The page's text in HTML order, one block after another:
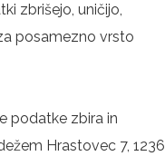
zbrišejo, uničijo,
posamezno vrsto
podatke zbira in
Hrastovec 7, 1236